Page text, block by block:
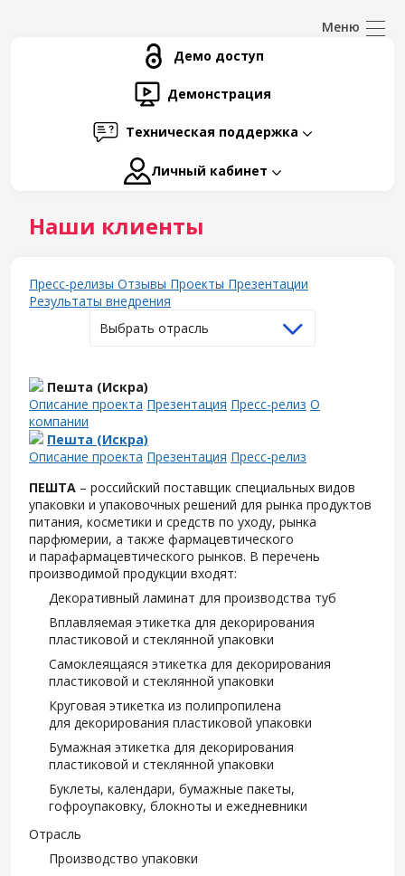
Демо доступ
Демонстрация
Техническая поддержка
Личный кабинет
Наши клиенты
Пресс-релизы Отзывы Проекты Презентации
Результаты внедрения
Выбрать отрасль
Пешта (Искра)
Описание проекта Презентация Пресс-релиз О
компании
Пешта (Искра)
Описание проекта Презентация Пресс-релиз
ПЕШТА – российский поставщик специальных видов
упаковки и упаковочных решений для рынка продуктов
питания, косметики и средств по уходу, рынка
парфюмерии, а также фармацевтического
и парафармацевтического рынков. В перечень
производимой продукции входят:
Декоративный ламинат для производства туб
Вплавляемая этикетка для декорирования
пластиковой и стеклянной упаковки
Самоклеящаяся этикетка для декорирования
пластиковой и стеклянной упаковки
Круговая этикетка из полипропилена
для декорирования пластиковой упаковки
Бумажная этикетка для декорирования
пластиковой и стеклянной упаковки
Буклеты, календари, бумажные пакеты,
гофроупаковку, блокноты и ежедневники
Отрасль
Производство упаковки